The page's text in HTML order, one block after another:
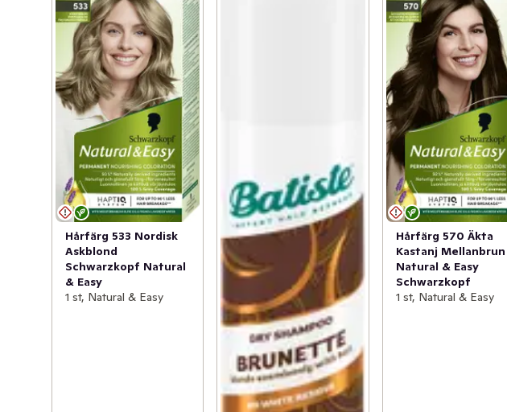
Hårfärg 533 Nordisk
Askblond
Schwarzkopf Natural
& Easy
1 st, Natural & Easy
Hårfärg 570 Äkta
Kastanj Mellanbrun
Natural & Easy
Schwarzkopf
1 st, Natural & Easy